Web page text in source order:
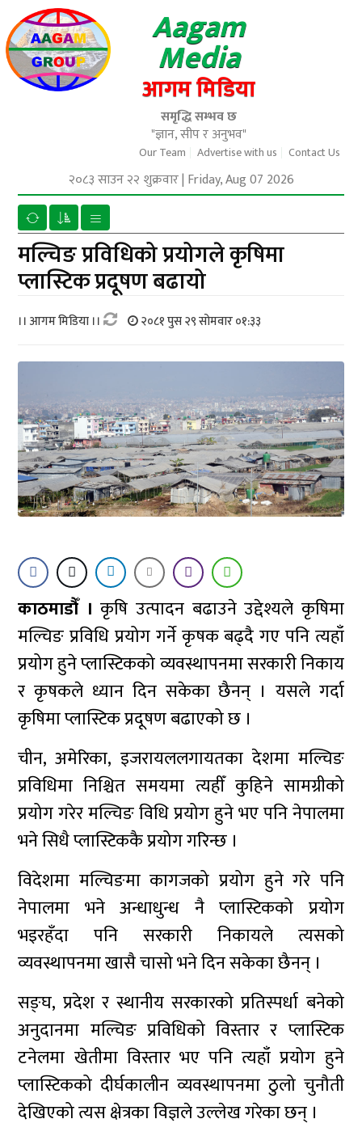
Aagam
Media
आगम मिडिया
समृद्धि सम्भव छ
"ज्ञान, सीप र अनुभव"
Our Team Advertise with us Contact Us
२०८३ साउन २२ शुक्रवार| Friday, Aug 07 2026
मल्चिङ प्रविधिको प्रयोगले कृषिमा
प्लास्टिक प्रदूषण बढायो
।। आगम मिडिया ।। २०८१ पुस २९ सोमवार ०१:३३
काठमाडौँ । कृषि उत्पादन बढाउने उद्देश्यले कृषिमा
मल्चिङ प्रविधि प्रयोग गर्ने कृषक बढ्दै गए पनि त्यहाँ
प्रयोग हुने प्लास्टिकको व्यवस्थापनमा सरकारी निकाय
र कृषकले ध्यान दिन सकेका छैनन् । यसले गर्दा
कृषिमा प्लास्टिक प्रदूषण बढाएको छ ।
चीन, अमेरिका, इजरायललगायतका देशमा मल्चिङ
प्रविधिमा निश्चित समयमा त्यहीँ कुहिने सामग्रीको
प्रयोग गरेर मल्चिङ विधि प्रयोग हुने भए पनि नेपालमा
भने सिधै प्लास्टिककै प्रयोग गरिन्छ ।
विदेशमा मल्चिङमा कागजको प्रयोग हुने गरे पनि
नेपालमा भने अन्धाधुन्ध नै प्लास्टिकको प्रयोग
भइरहँदा पनि सरकारी निकायले त्यसको
व्यवस्थापनमा खासै चासो भने दिन सकेका छैनन् ।
सङ्घ, प्रदेश र स्थानीय सरकारको प्रतिस्पर्धा बनेको
अनुदानमा मल्चिङ प्रविधिको विस्तार र प्लास्टिक
टनेलमा खेतीमा विस्तार भए पनि त्यहाँ प्रयोग हुने
प्लास्टिकको दीर्घकालीन व्यवस्थापनमा ठुलो चुनौती
देखिएको त्यस क्षेत्रका विज्ञले उल्लेख गरेका छन् ।